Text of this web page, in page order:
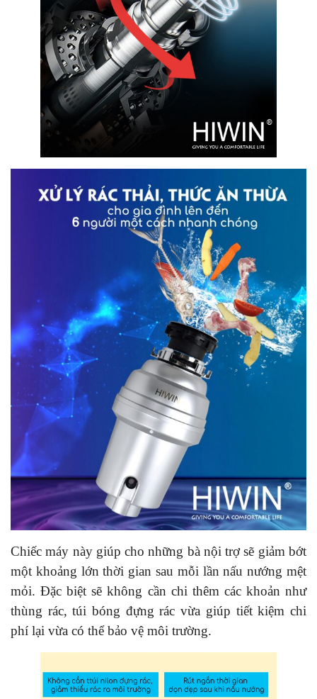
Chiếc máy này giúp cho những bà nội trợ sẽ giảm bớt
một khoảng lớn thời gian sau mỗi lần nấu nướng mệt
mỏi. Đặc biệt sẽ không cần chi thêm các khoản như
thùng rác, túi bóng đựng rác vừa giúp tiết kiệm chi
phí lại vừa có thể bảo vệ môi trường.